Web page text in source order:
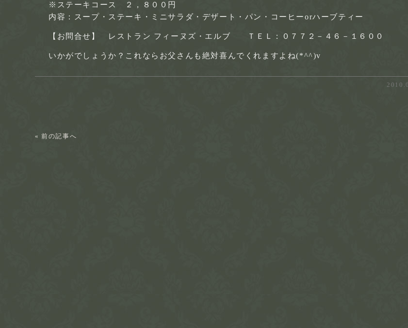
※ステーキコース ２，８００円
内容：スープ・ステーキ・ミニサラダ・デザート・パン・コーヒーorハーブティー
【お問合せ】 レストラン フィーヌズ・エルブ ＴＥＬ：０７７２－４６－１６００
いかがでしょうか？これならお父さんも絶対喜んでくれますよね(*^^)v
« 前の記事へ